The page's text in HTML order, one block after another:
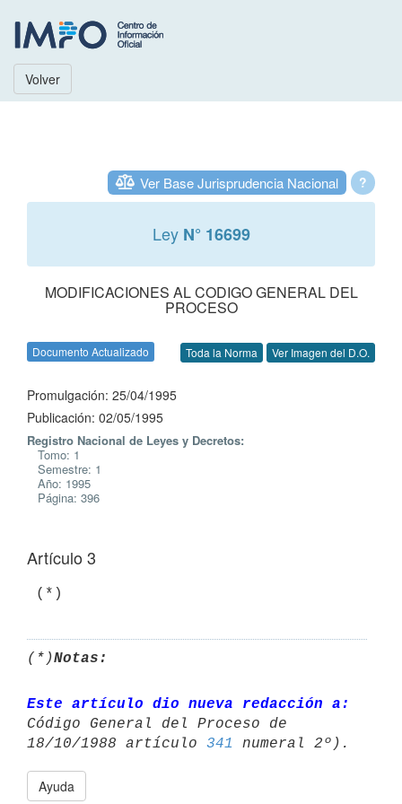
Volver
?
Ver Base Jurisprudencia Nacional
Ley N° 16699
MODIFICACIONES AL CODIGO GENERAL DEL
PROCESO
Documento Actualizado Toda la Norma Ver Imagen del D.O.
Promulgación: 25/04/1995
Publicación: 02/05/1995
Registro Nacional de Leyes y Decretos:
Tomo: 1
Semestre: 1
Año: 1995
Página: 396
Artículo 3
(*)Notas:
Este artículo dio nueva redacción a:
Código General del Proceso de
18/10/1988 artículo 341
Ayuda